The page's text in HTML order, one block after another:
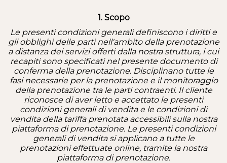
1. Scopo
Le presenti condizioni generali definiscono i diritti e
gli obblighi delle parti nell'ambito della prenotazione
a distanza dei servizi offerti dalla nostra struttura, i cui
recapiti sono specificati nel presente documento di
conferma della prenotazione. Disciplinano tutte le
fasi necessarie per la prenotazione e il monitoraggio
della prenotazione tra le parti contraenti. Il cliente
riconosce di aver letto e accettato le presenti
condizioni generali di vendita e le condizioni di
vendita della tariffa prenotata accessibili sulla nostra
piattaforma di prenotazione. Le presenti condizioni
generali di vendita si applicano a tutte le
prenotazioni effettuate online, tramite la nostra
piattaforma di prenotazione.